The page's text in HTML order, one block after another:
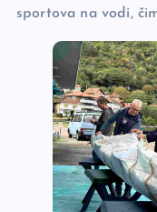
sportova na vodi,